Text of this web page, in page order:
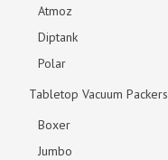
Atmoz
Diptank
Polar
Tabletop Vacuum Packers
Boxer
Jumbo